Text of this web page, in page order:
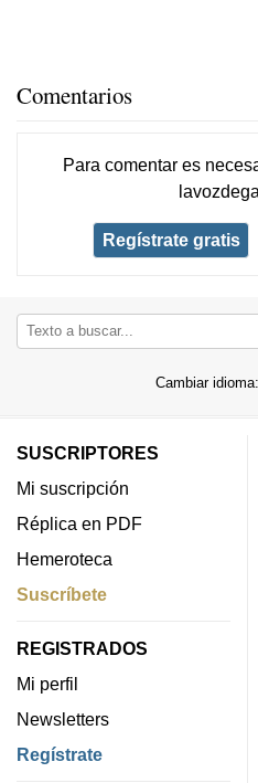
Comentarios
Para comentar es
Regístrate gratis
Cambiar idioma:
SUSCRIPTORES
Mi suscripción
Réplica en PDF
Hemeroteca
Suscríbete
REGISTRADOS
Mi perfil
Newsletters
Regístrate